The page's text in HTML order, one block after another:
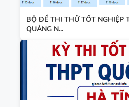
BỘ ĐỀ THI THỬ TỐT NGHIỆP
QUẢNG N...